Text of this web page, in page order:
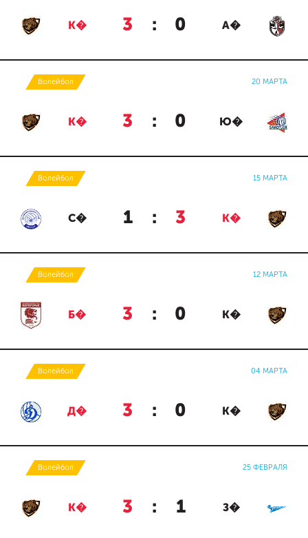
К� 3 : 0 А�
Волейбол 20 МАРТА
К� 3 : 0 Ю�
Волейбол 15 МАРТА
С� 1 : 3 К�
Волейбол 12 МАРТА
Б� 3 : 0 К�
Волейбол 04 МАРТА
Д� 3 : 0 К�
Волейбол 25 ФЕВРАЛЯ
К� 3 : 1 З�